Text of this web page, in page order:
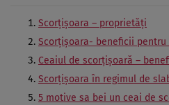
Scorţişoara – proprietăţi
Scorţişoara- beneficii pentru
Ceaiul de scorţişoară –
Scorţişoara în regimul de
5 motive sa bei un ceai de